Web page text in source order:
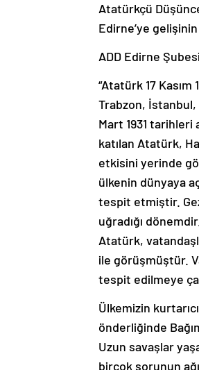
Atatürkçü
Edirne’ye gelişinin
ADD Edirne
“Atatürk 17
Trabzon, İstanbul,
Mart 1931
katılan Atatürk,
etkisini yerinde
ülkenin dünyaya
tespit etmiştir.
uğradığı
Atatürk,
ile görüşmüştür.
tespit edilmeye
Ülkemizin
önderliğinde
Uzun savaşlar
birçok sorunun